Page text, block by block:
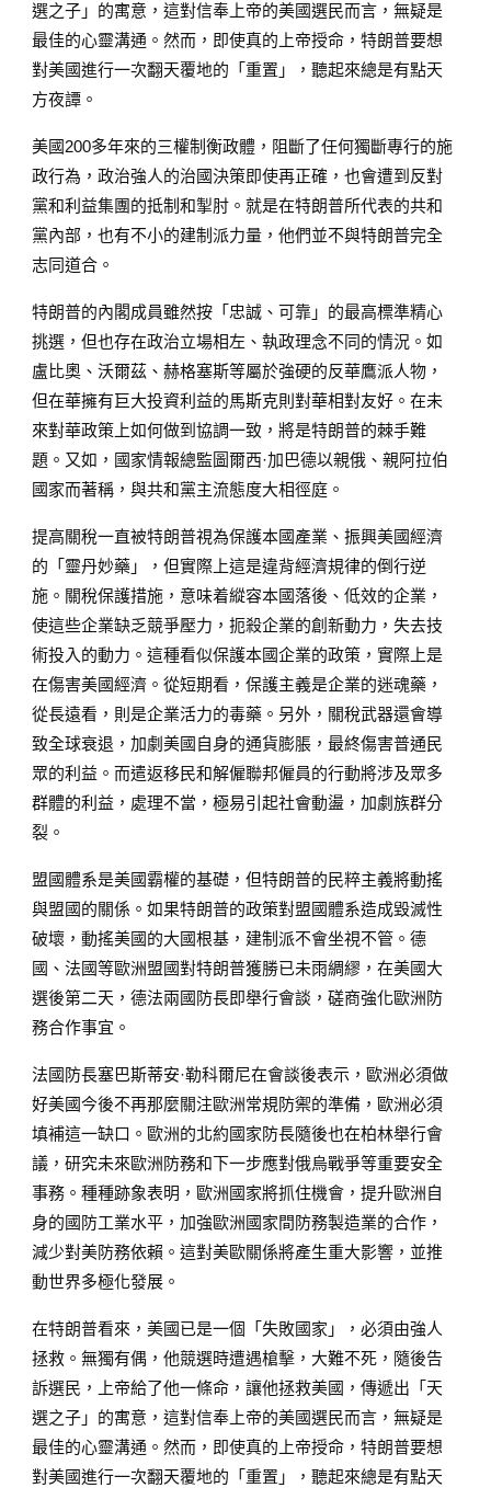
選之子」的寓意，這對信奉上帝的美國選民而言，無疑是
最佳的心靈溝通。然而，即使真的上帝授命，特朗普要想
對美國進行一次翻天覆地的「重置」，聽起來總是有點天
方夜譚。
美國200多年來的三權制衡政體，阻斷了任何獨斷專行的施
政行為，政治強人的治國決策即使再正確，也會遭到反對
黨和利益集團的抵制和掣肘。就是在特朗普所代表的共和
黨內部，也有不小的建制派力量，他們並不與特朗普完全
志同道合。
特朗普的內閣成員雖然按「忠誠、可靠」的最高標準精心
挑選，但也存在政治立場相左、執政理念不同的情況。如
盧比奧、沃爾茲、赫格塞斯等屬於強硬的反華鷹派人物，
但在華擁有巨大投資利益的馬斯克則對華相對友好。在未
來對華政策上如何做到協調一致，將是特朗普的棘手難
題。又如，國家情報總監圖爾西·加巴德以親俄、親阿拉伯
國家而著稱，與共和黨主流態度大相徑庭。
提高關稅一直被特朗普視為保護本國產業、振興美國經濟
的「靈丹妙藥」，但實際上這是違背經濟規律的倒行逆
施。關稅保護措施，意味着縱容本國落後、低效的企業，
使這些企業缺乏競爭壓力，扼殺企業的創新動力，失去技
術投入的動力。這種看似保護本國企業的政策，實際上是
在傷害美國經濟。從短期看，保護主義是企業的迷魂藥，
從長遠看，則是企業活力的毒藥。另外，關稅武器還會導
致全球衰退，加劇美國自身的通貨膨脹，最終傷害普通民
眾的利益。而遣返移民和解僱聯邦僱員的行動將涉及眾多
群體的利益，處理不當，極易引起社會動盪，加劇族群分
裂。
盟國體系是美國霸權的基礎，但特朗普的民粹主義將動搖
與盟國的關係。如果特朗普的政策對盟國體系造成毀滅性
破壞，動搖美國的大國根基，建制派不會坐視不管。德
國、法國等歐洲盟國對特朗普獲勝已未雨綢繆，在美國大
選後第二天，德法兩國防長即舉行會談，磋商強化歐洲防
務合作事宜。
法國防長塞巴斯蒂安·勒科爾尼在會談後表示，歐洲必須做
好美國今後不再那麼關注歐洲常規防禦的準備，歐洲必須
填補這一缺口。歐洲的北約國家防長隨後也在柏林舉行會
議，研究未來歐洲防務和下一步應對俄烏戰爭等重要安全
事務。種種跡象表明，歐洲國家將抓住機會，提升歐洲自
身的國防工業水平，加強歐洲國家間防務製造業的合作，
減少對美防務依賴。這對美歐關係將產生重大影響，並推
動世界多極化發展。
在特朗普看來，美國已是一個「失敗國家」，必須由強人
拯救。無獨有偶，他競選時遭遇槍擊，大難不死，隨後告
訴選民，上帝給了他一條命，讓他拯救美國，傳遞出「天
選之子」的寓意，這對信奉上帝的美國選民而言，無疑是
最佳的心靈溝通。然而，即使真的上帝授命，特朗普要想
對美國進行一次翻天覆地的「重置」，聽起來總是有點天